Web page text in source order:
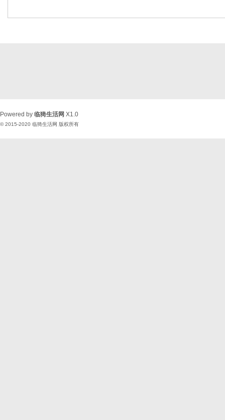
Powered by 临猗生活网 X1.0
© 2015-2020 临猗生活网 版权所有